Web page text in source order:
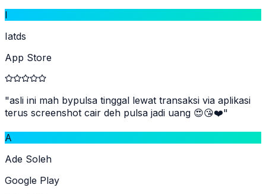
I
Iatds
App Store
"asli ini mah bypulsa tinggal lewat transaksi via aplikasi
terus screenshot cair deh pulsa jadi uang 😍😘❤️"
A
Ade Soleh
Google Play